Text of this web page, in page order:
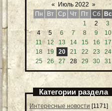
« Июль 2022 »
Пн
Вт Ср Чт Пт Сб Вс
1
2
3
4
5 6 7 8 9
10
11
12 13 14 15 16
17
18
19 20 21 22 23
24
25
26 27 28 29 30 31
Категории раздела
Интересные новости [1171]